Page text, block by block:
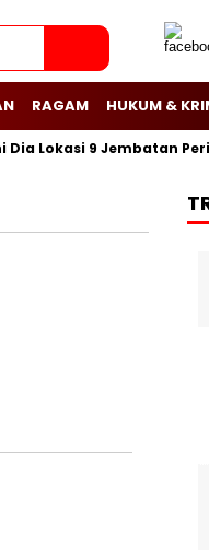
RAGAM HUKUM &
Lokasi 9 Jembatan